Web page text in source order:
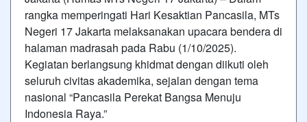
rangka memperingati Hari Kesaktian Pancasila, MTs
Negeri 17 Jakarta melaksanakan upacara bendera di
halaman madrasah pada Rabu (1/10/2025).
Kegiatan berlangsung khidmat dengan diikuti oleh
seluruh civitas akademika, sejalan dengan tema
nasional “Pancasila Perekat Bangsa Menuju
Indonesia Raya.”